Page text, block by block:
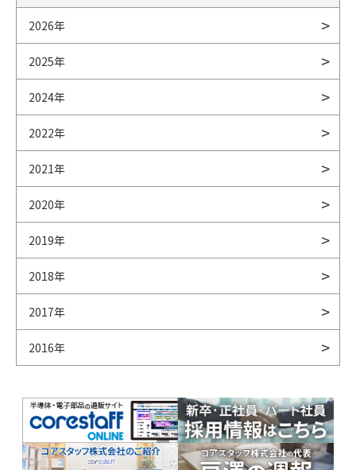
2026年
2025年
2024年
2022年
2021年
2020年
2019年
2018年
2017年
2016年